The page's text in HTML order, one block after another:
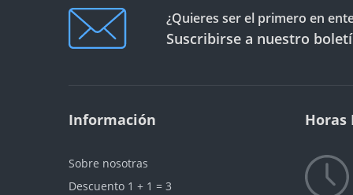
¿Quieres ser el primero en
Suscribirse a nuestro
Información
Sobre nosotras
Descuento 1 + 1 = 3
Horas